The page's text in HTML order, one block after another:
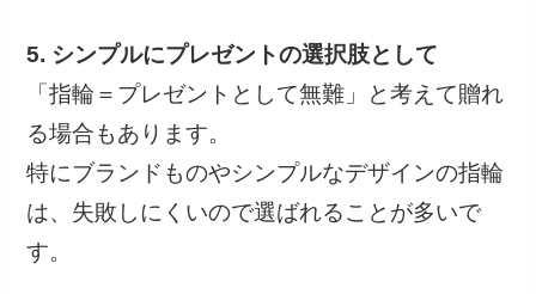
5. シンプルにプレゼントの選択肢として
「指輪＝プレゼントとして無難」と考えて贈れ
る場合もあります。
特にブランドものやシンプルなデザインの指輪
は、失敗しにくいので選ばれることが多いで
す。